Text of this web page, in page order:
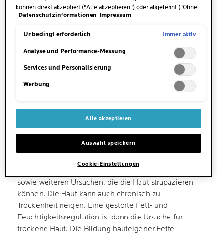
Hautveränderungen aufzutreten. Dazu gehören vor
oder auchKontaktallergien
. In vereinzelten Fällen
kann keine erkennbare Ursache für den Juckreiz
Trockene Haut kommt sehr häufig vor und viele
Menschen leiden unter den Folgen, die mit den
Symptomen trockener Haut einhergehen. Oft tritt sie
sowie weiteren Ursachen, die die Haut strapazieren
können. Die Haut kann auch chronisch zu
Trockenheit neigen. Eine gestörte Fett- und
Feuchtigkeitsregulation ist dann die Ursache für
trockene Haut. Die Bildung hauteigener Fette
können direkt akzeptiert ("Alle akzeptieren") oder abgelehnt ("Ohne
Einwilligung fortfahren") werden. Individuelle Anpassungen der
speichern"). Die Auswahl kann jederzeit unter dem Link "Cookie-
unsere Datenschutzinformationen.
Datenschutzinformationen Impressum
Unbedingt erforderlich Immer aktiv
Analyse und Performance-Messung
Services und Personalisierung
Werbung
Alle akzeptieren
Auswahl speichern
Cookie-Einstellungen